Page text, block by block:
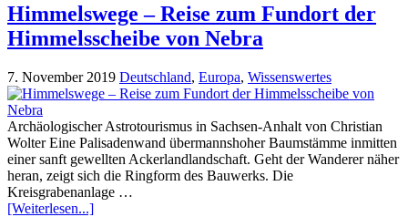
Himmelswege – Reise zum Fundort der
Himmelsscheibe von Nebra
7. November 2019 Deutschland, Europa, Wissenswertes
Archäologischer Astrotourismus in Sachsen-Anhalt von Christian
Wolter Eine Palisadenwand übermannshoher Baumstämme inmitten
einer sanft gewellten Ackerlandlandschaft. Geht der Wanderer näher
heran, zeigt sich die Ringform des Bauwerks. Die
Kreisgrabenanlage …
[Weiterlesen...]